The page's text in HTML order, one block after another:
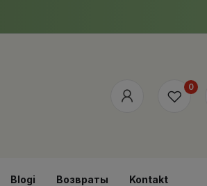
0
Blogi Возвраты Kontakt